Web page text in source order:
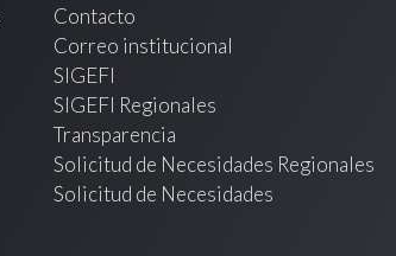
Contacto
Correo institucional
SIGEFI
SIGEFI Regionales
Transparencia
Solicitud de Necesidades Regionales
Solicitud de Necesidades